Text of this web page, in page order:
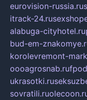
eurovision-russia.ru
itrack-24.ru
alabuga-cityhotel.ru
bud-em-
korolevremont-
oooagrosnab.ru
ukrasotki.ru
sovratili.ru